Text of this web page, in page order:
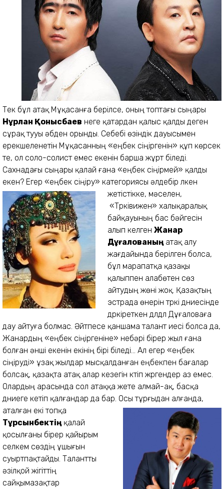
Тек бұл атақ Мұқасанға берілсе, оның топтағы сыңары
Нұрлан Қонысбаев неге қатардан қалыс қалды деген
сұрақ тууы әбден орынды. Себебі өзіндік дауысымен
ерекшеленетін Мұқасанның «еңбек сіңіргенін» құп көрсек
те, ол соло-солист емес екенін барша жұрт біледі.
Сахнадағы сыңары қалай ғана «еңбек сіңірмей» қалды
екен? Егер «еңбек сіңіру» категориясы әлдебір үлкен
жетістікке, мәселен,
«Түрківижен» халықаралық
байқауының бас бәйгесін
алып келген Жанар
Дұғалованыңатақ алу
жағдайында берілген болса,
бұл марапатқа қазақы
қалыппен алабөтен сөз
айтудың жөні жоқ. Қазақтың
эстрада өнерін түркі дүниесінде
дүркіреткен дүлдүл Дұғаловаға
дау айтуға болмас. Әйтпесе қаншама талант иесі болса да,
Жанардың «еңбек сіңіргеніне» небәрі бірер жыл ғана
болған әнші екенін екінің бірі біледі... Ал егер «еңбек
сіңіруді» ұзақ жылдар мысқалданған еңбекпен бағалар
болсақ, қазақта атақ алар кезегін күтіп жүргендер аз емес.
Олардың арасында сол атаққа жете алмай-ақ, басқа
дүниеге кетіп қалғандар да бар. Осытұрғыдан алғанда,
аталған екі топқа
Тұрсынбектіңқалай
қосылғаны бірер қайырым
селкем сөздің ұшығын
суыртпақтайды. Талантты
әзілқой жігіттің
сайқымазақтар